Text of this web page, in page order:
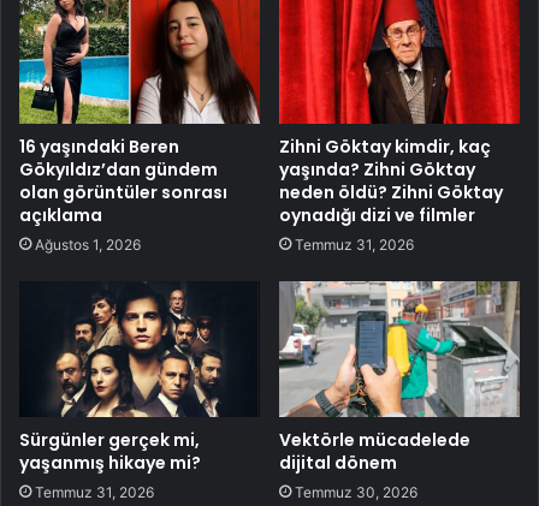
16 yaşındaki Beren
Gökyıldız’dan gündem
olan görüntüler sonrası
açıklama
Ağustos 1, 2026
Zihni Göktay kimdir, kaç
yaşında? Zihni Göktay
neden öldü? Zihni Göktay
oynadığı dizi ve filmler
Temmuz 31, 2026
Sürgünler gerçek mi,
yaşanmış hikaye mi?
Temmuz 31, 2026
Vektörle mücadelede
dijital dönem
Temmuz 30, 2026